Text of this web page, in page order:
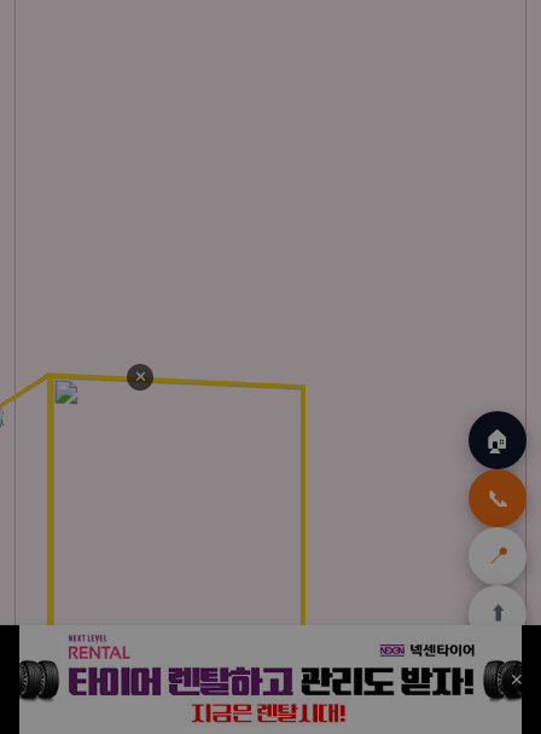
🏠
📞
📍
⬆️
🏠
홈
🏝️
몰디브
🌴
발리
🌺
하와이
🎁
쿠팡
✕
✕